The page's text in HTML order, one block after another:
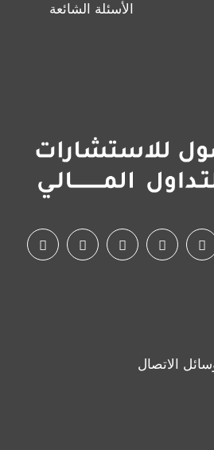
الأسئلة الشائعة
الاتصال